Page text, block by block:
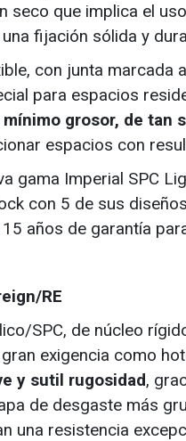
seco que implica el
fijación sólida y
con junta
para espacios
mínimo grosor, de tan
espacios con
gama Imperial SPC
con 5 de sus
años de garantía
RE
SPC, de núcleo
exigencia como
y sutil rugosidad,
de desgaste más
una resistencia